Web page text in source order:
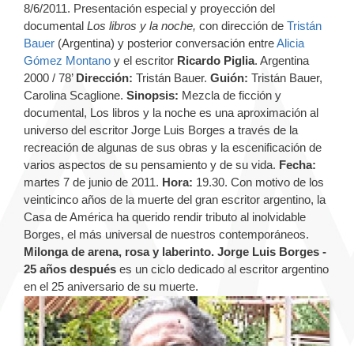
8/6/2011. Presentación especial y proyección del
documental Los libros y la noche, con dirección de Tristán
Bauer (Argentina) y posterior conversación entreAlicia
Gómez Montano y el escritor Ricardo Piglia. Argentina
2000 / 78’ Dirección: Tristán Bauer. Guión: Tristán Bauer,
Carolina Scaglione. Sinopsis: Mezcla de ficción y
documental, Los libros y la noche es una aproximación al
universo del escritor Jorge Luis Borges a través de la
recreación de algunas de sus obras y la escenificación de
varios aspectos de su pensamiento y de su vida. Fecha:
martes 7 de junio de 2011. Hora: 19.30. Con motivo de los
veinticinco años de la muerte del gran escritor argentino, la
Casa de América ha querido rendir tributo al inolvidable
Borges, el más universal de nuestros contemporáneos.
Milonga de arena, rosa y laberinto. Jorge Luis Borges -
25 años después es un ciclo dedicado al escritor argentino
en el 25 aniversario de su muerte.